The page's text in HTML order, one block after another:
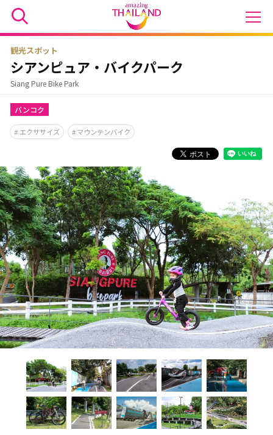
観光スポット
シアンピュア・バイクパーク
Siang Pure Bike Park
バンコク
エクササイズ マウンテンバイク